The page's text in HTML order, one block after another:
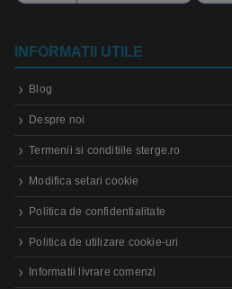
INFORMATII UTILE
Blog
Despre noi
Termenii si conditiile sterge.ro
Modifica setari cookie
Politica de confidentialitate
Politica de utilizare cookie-uri
Informatii livrare comenzi